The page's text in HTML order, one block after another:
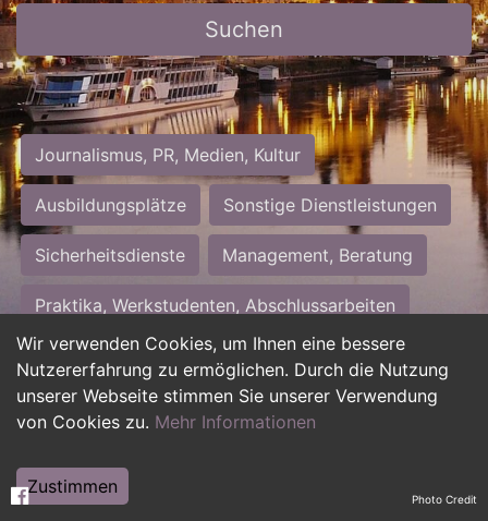
Wir verwenden Cookies, um Ihnen eine bessere
Nutzererfahrung zu ermöglichen. Durch die Nutzung
unserer Webseite stimmen Sie unserer Verwendung
von Cookies zu. Mehr Informationen
Zustimmen
Suchen
Journalismus, PR, Medien, Kultur
Ausbildungsplätze Sonstige Dienstleistungen
Sicherheitsdienste Management, Beratung
Praktika, Werkstudenten, Abschlussarbeiten
Personalwesen Assistenz, Sekretariat
Hilfskräfte, Aushilfs- und Nebenjobs
Weiterbildung, Studium, duale Ausbildung Photo Credit